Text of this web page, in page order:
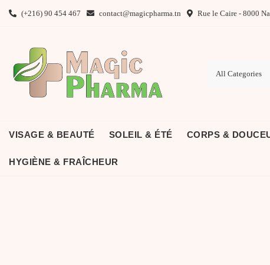
(+216) 90 454 467 contact@magicpharma.tn Rue le Caire - 8000
VISAGE & BEAUTÉ SOLEIL & ÉTÉ CORPS &
HYGIÈNE & FRAÎCHEUR